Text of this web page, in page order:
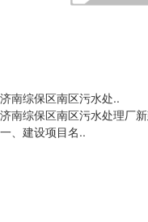
济南综保区南区污水处..
济南综保区南区污水处理厂
一、建设项目名..